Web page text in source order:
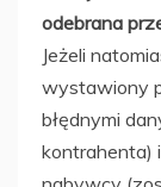
odebrana
Jeżeli
wystawiony
błędnymi
kontrahenta)